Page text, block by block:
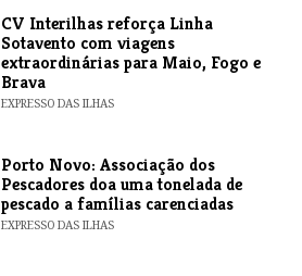
​CV Interilhas reforça Linha
Sotavento com viagens
extraordinárias para Maio, Fogo e
Brava
EXPRESSO DAS ILHAS
​Porto Novo: Associação dos
Pescadores doa uma tonelada de
pescado a famílias carenciadas
EXPRESSO DAS ILHAS